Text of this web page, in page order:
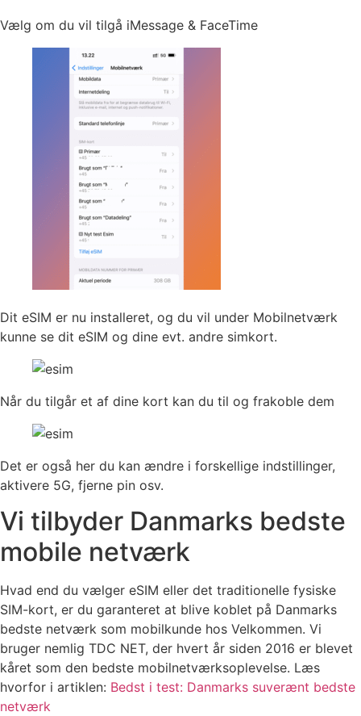
Vælg om du vil tilgå iMessage & FaceTime
Dit eSIM er nu installeret, og du vil under Mobilnetværk
kunne se dit eSIM og dine evt. andre simkort.
Når du tilgår et af dine kort kan du til og frakoble dem
Det er også her du kan ændre i forskellige indstillinger,
aktivere 5G, fjerne pin osv.
Vi tilbyder Danmarks bedste
mobile netværk
Hvad end du vælger eSIM eller det traditionelle fysiske
SIM-kort, er du garanteret at blive koblet på Danmarks
bedste netværk som mobilkunde hos Velkommen. Vi
bruger nemlig TDC NET, der hvert år siden 2016 er blevet
kåret som den bedste mobilnetværksoplevelse. Læs
hvorfor i artiklen: Bedst i test: Danmarks suverænt bedste
netværk